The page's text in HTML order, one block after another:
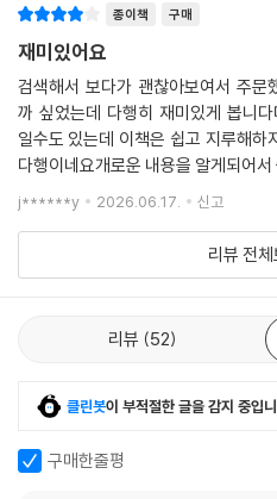
많고 사건이 복잡하며, 무엇보다 내용
상도 내용을 파악하는 데 어려움을 주
했다가 중도에 포기하는 경우가 많아요.
『초등 상위 1%를 만드는 위대한 고전
딘 독자를 위한 책이에요. 만화로 핵심
품의 핵심 메시지를 전하고, 전체 모
‘맛보기’만 읽어도 『걸리버 여행기
을 알 수 있고, 『일리아스』가 아킬레
야기란 걸 알 수 있지요. 재미있게 읽
조금 쉽게 나온 고전 작품을 찾아 읽어
디저트 - 고전을 둘러싼 한입 이야깃
고전은 책 자체로도 훌륭하지만, 세상
잘 보여주고 있기에 ‘햄릿 증후군’이란
에 맞서 신중하게 배를 지키는 일등 항
종이책 구매
재미있어요
검색해서 보다가 괜찮아보여서 주문
까 싶었는데 다행히 재미있게 봅니
일수도 있는데 이책은 쉽고 지루해하
다행이네요개로운 내용을 알게되어
j******y 2026.06.17. 신고
리뷰 전체
리뷰 52
클린봇이 부적절한 글을 감지 중입
구매한줄평